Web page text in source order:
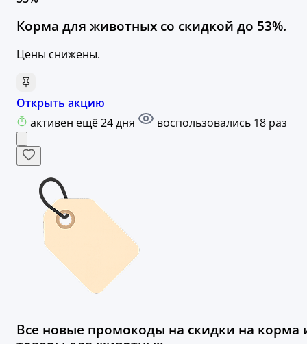
Корма для животных со скидкой до 53%.
Цены снижены.
Открыть акцию
активен ещё 24 дня
воспользовались 18 раз
Все новые промокоды на скидки на корма